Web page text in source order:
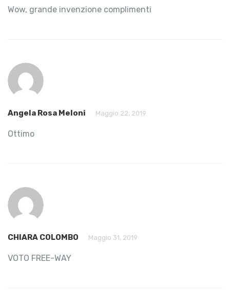
Wow, grande invenzione complimenti
Angela Rosa Meloni Maggio 22, 2019
Ottimo
CHIARA COLOMBO Maggio 31, 2019
VOTO FREE-WAY